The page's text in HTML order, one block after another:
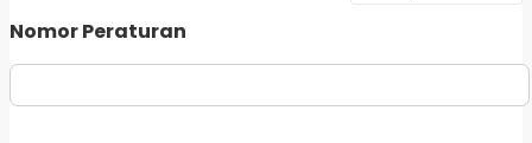
Nomor Peraturan